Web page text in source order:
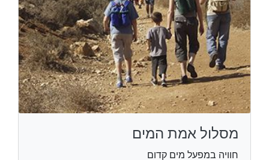
מסלול אמת המים
חוויה במפעל מים קדום